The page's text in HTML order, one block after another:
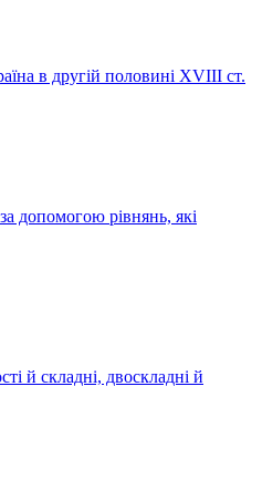
в другій половині ХVІІІ ст.
допомогою рівнянь, які
й складні, двоскладні й